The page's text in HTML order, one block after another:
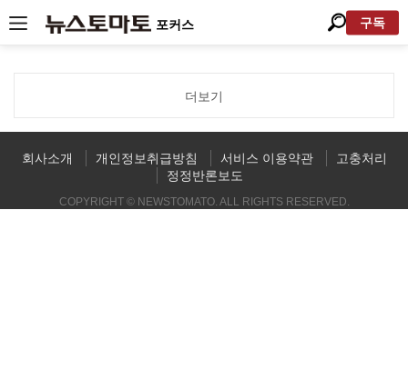
포커스 구독
더보기
회사소개 개인정보취급방침 서비스 이용약관
고충처리
정정반론보도
COPYRIGHT © NEWSTOMATO. ALL RIGHTS RESERVED.